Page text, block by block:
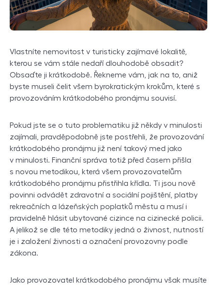
Vlastníte nemovitost v turisticky zajímavé lokalitě,
kterou se vám stále nedaří dlouhodobě obsadit?
Obsaďte ji krátkodobě. Řekneme vám, jak na to, aniž
byste museli čelit všem byrokratickým krokům, které s
provozováním krátkodobého pronájmu souvisí.
Pokud jste se o tuto problematiku již někdy v minulosti
zajímali, pravděpodobně jste postřehli, že provozování
krátkodobého pronájmu již není takový med jako
v minulosti. Finanční správa totiž před časem přišla
s novou metodikou, která všem provozovatelům
krátkodobého pronájmu přistřihla křídla. Ti jsou nově
povinni odvádět zdravotní a sociální pojištění, platby
rekreačních a lázeňských poplatků městu a musí i
pravidelně hlásit ubytované cizince na cizinecké policii.
A jelikož se dle této metodiky jedná o živnost, nutností
je i založení živnosti a označení provozovny podle
zákona.
Jako provozovatel krátkodobého pronájmu však musíte